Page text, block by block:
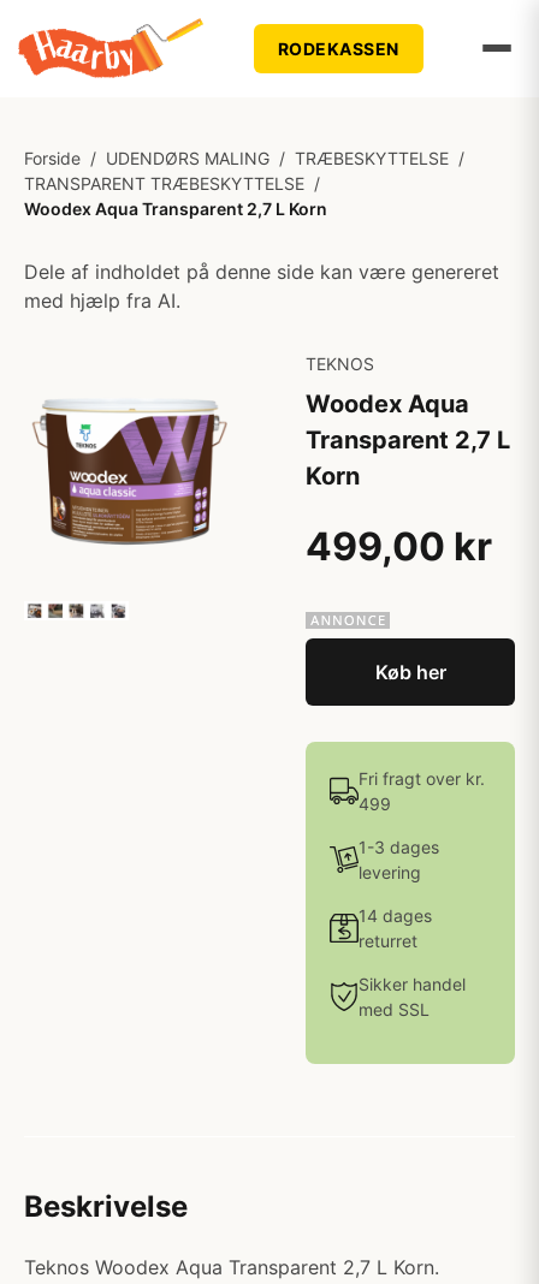
RODEKASSEN
Forside / UDENDØRS MALING / TRÆBESKYTTELSE /
TRANSPARENT TRÆBESKYTTELSE /
Woodex Aqua Transparent 2,7 L Korn
Dele af indholdet på denne side kan være genereret
med hjælp fra AI.
TEKNOS
Woodex Aqua
Transparent 2,7 L
Korn
499,00 kr
Køb her
Fri fragt over kr.
499
1-3 dages
levering
14 dages
returret
Sikker handel
med SSL
Beskrivelse
Teknos Woodex Aqua Transparent 2,7 L Korn.